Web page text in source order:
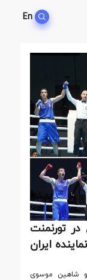
En
تورنمنت
ایران
شاهین موسوی